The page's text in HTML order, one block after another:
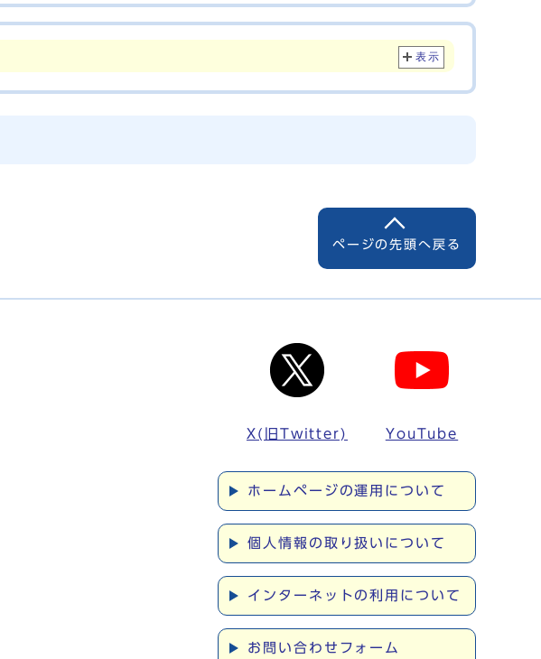
表示
ページの先頭へ戻る
X(旧Twitter) YouTube
ホームページの運用について
個人情報の取り扱いについて
インターネットの利用について
お問い合わせフォーム